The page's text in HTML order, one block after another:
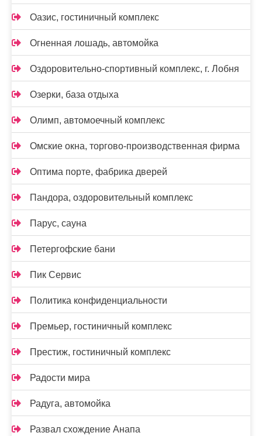
Оазис, гостиничный комплекс
Огненная лошадь, автомойка
Оздоровительно-спортивный комплекс, г. Лобня
Озерки, база отдыха
Олимп, автомоечный комплекс
Омские окна, торгово-производственная фирма
Оптима порте, фабрика дверей
Пандора, оздоровительный комплекс
Парус, сауна
Петергофские бани
Пик Сервис
Политика конфиденциальности
Премьер, гостиничный комплекс
Престиж, гостиничный комплекс
Радости мира
Радуга, автомойка
Развал схождение Анапа